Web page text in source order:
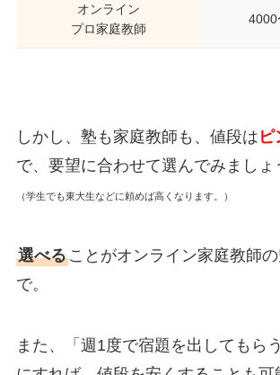
オンライン
プロ家庭教師
4000
しかし、塾も家庭教師も、値段は ピ
で、要望に合わせて選んでみましょ
（学生でも東大生などに頼めば高くなります。）
選べることがオンライン家庭教師
で。
また、「週1度で宿題を出してもら